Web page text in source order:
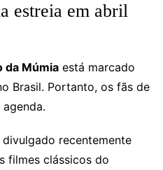
estreia em abril
da Múmia está marcado
Brasil. Portanto, os fãs de
recentemente
filmes clássicos do